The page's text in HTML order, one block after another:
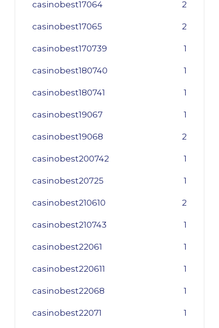
casinobest17064 2
casinobest17065 2
casinobest170739 1
casinobest180740 1
casinobest180741 1
casinobest19067 1
casinobest19068 2
casinobest200742 1
casinobest20725 1
casinobest210610 2
casinobest210743 1
casinobest22061 1
casinobest220611 1
casinobest22068 1
casinobest22071 1